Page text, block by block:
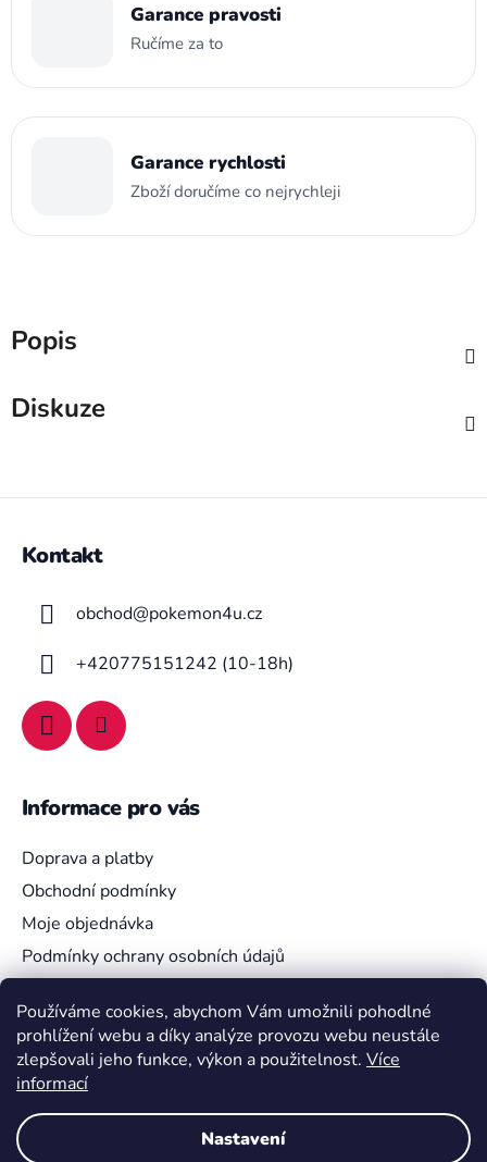
Používáme cookies, abychom Vám umožnili pohodlné
prohlížení webu a díky analýze provozu webu neustále
zlepšovali jeho funkce, výkon a použitelnost. Více
informací
Nastavení
Garance pravosti
Ručíme za to
Garance rychlosti
Zboží doručíme co nejrychleji
Popis
Diskuze
Kontakt
obchod@pokemon4u.cz
+420775151242 (10-18h)
Informace pro vás
Doprava a platby
Obchodní podmínky
Moje objednávka
Podmínky ochrany osobních údajů
Vyhledávání
HLEDAT